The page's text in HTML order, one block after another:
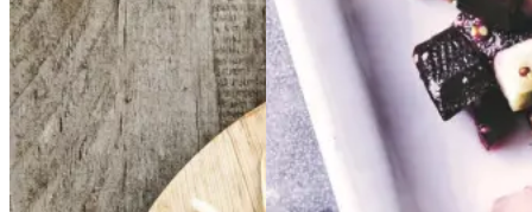
FrikadellerFrikadell
er medmed
smørspidskål,smørsp
idskål,
kartoflerkartofler
ogog
Sylte Sylte
Gem opskrift